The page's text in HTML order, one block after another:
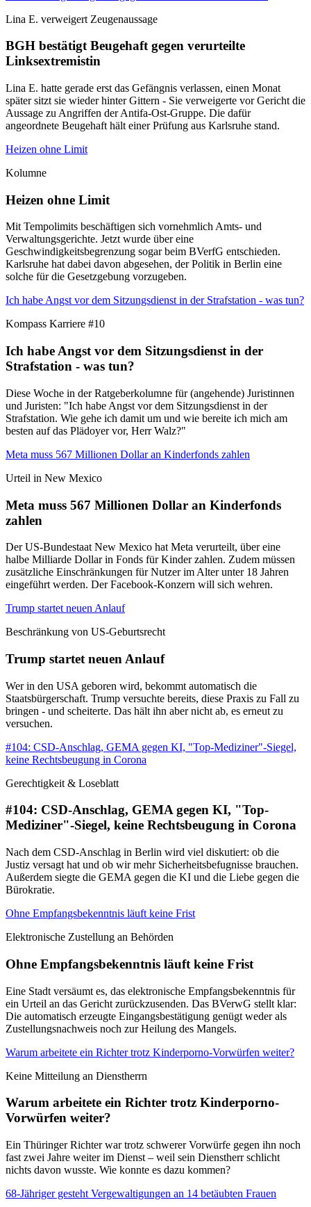
Lina E. verweigert Zeugenaussage
BGH bestätigt Beugehaft gegen verurteilte
Linksextremistin
Lina E. hatte gerade erst das Gefängnis verlassen, einen Monat
später sitzt sie wieder hinter Gittern - Sie verweigerte vor Gericht die
Aussage zu Angriffen der Antifa-Ost-Gruppe. Die dafür
angeordnete Beugehaft hält einer Prüfung aus Karlsruhe stand.
Heizen ohne Limit
Kolumne
Heizen ohne Limit
Mit Tempolimits beschäftigen sich vornehmlich Amts- und
Verwaltungsgerichte. Jetzt wurde über eine
Geschwindigkeitsbegrenzung sogar beim BVerfG entschieden.
Karlsruhe hat dabei davon abgesehen, der Politik in Berlin eine
solche für die Gesetzgebung vorzugeben.
Ich habe Angst vor dem Sitzungsdienst in der Strafstation - was tun?
Kompass Karriere #10
Ich habe Angst vor dem Sitzungsdienst in der
Strafstation - was tun?
Diese Woche in der Ratgeberkolumne für (angehende) Juristinnen
und Juristen: "Ich habe Angst vor dem Sitzungsdienst in der
Strafstation. Wie gehe ich damit um und wie bereite ich mich am
besten auf das Plädoyer vor, Herr Walz?"
Meta muss 567 Millionen Dollar an Kinderfonds zahlen
Urteil in New Mexico
Meta muss 567 Millionen Dollar an Kinderfonds
zahlen
Der US-Bundestaat New Mexico hat Meta verurteilt, über eine
halbe Milliarde Dollar in Fonds für Kinder zahlen. Zudem müssen
zusätzliche Einschränkungen für Nutzer im Alter unter 18 Jahren
eingeführt werden. Der Facebook-Konzern will sich wehren.
Trump startet neuen Anlauf
Beschränkung von US-Geburtsrecht
Trump startet neuen Anlauf
Wer in den USA geboren wird, bekommt automatisch die
Staatsbürgerschaft. Trump versuchte bereits, diese Praxis zu Fall zu
bringen - und scheiterte. Das hält ihn aber nicht ab, es erneut zu
versuchen.
#104: CSD-Anschlag, GEMA gegen KI, "Top-Mediziner"-Siegel,
keine Rechtsbeugung in Corona
Gerechtigkeit & Loseblatt
#104: CSD-Anschlag, GEMA gegen KI, "Top-
Mediziner"-Siegel, keine Rechtsbeugung in Corona
Nach dem CSD-Anschlag in Berlin wird viel diskutiert: ob die
Justiz versagt hat und ob wir mehr Sicherheitsbefugnisse brauchen.
Außerdem siegte die GEMA gegen die KI und die Liebe gegen die
Bürokratie.
Ohne Empfangsbekenntnis läuft keine Frist
Elektronische Zustellung an Behörden
Ohne Empfangsbekenntnis läuft keine Frist
Eine Stadt versäumt es, das elektronische Empfangsbekenntnis für
ein Urteil an das Gericht zurückzusenden. Das BVerwG stellt klar:
Die automatisch erzeugte Eingangsbestätigung genügt weder als
Zustellungsnachweis noch zur Heilung des Mangels.
Warum arbeitete ein Richter trotz Kinderporno-Vorwürfen weiter?
Keine Mitteilung an Dienstherrn
Warum arbeitete ein Richter trotz Kinderporno-
Vorwürfen weiter?
Ein Thüringer Richter war trotz schwerer Vorwürfe gegen ihn noch
fast zwei Jahre weiter im Dienst – weil sein Dienstherr schlicht
nichts davon wusste. Wie konnte es dazu kommen?
68-Jähriger gesteht Vergewaltigungen an 14 betäubten Frauen